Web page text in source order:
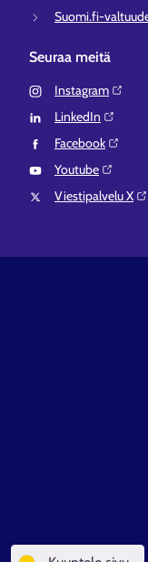
Suomi.fi-
Seuraa meitä
Instagram⁠
LinkedIn⁠
Facebook⁠
Youtube⁠
Viestipalvelu X⁠